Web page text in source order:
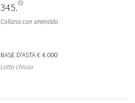
345
Collana con smeraldo
BASE D'ASTA€ 4.000
Lotto chiuso